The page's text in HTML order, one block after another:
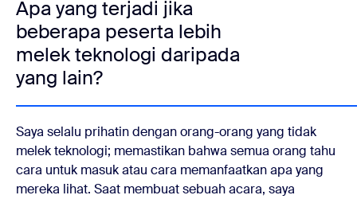
Apa yang terjadi jika
beberapa peserta lebih
melek teknologi daripada
yang lain?
Saya selalu prihatin dengan orang-orang yang tidak
melek teknologi; memastikan bahwa semua orang tahu
cara untuk masuk atau cara memanfaatkan apa yang
mereka lihat. Saat membuat sebuah acara, saya